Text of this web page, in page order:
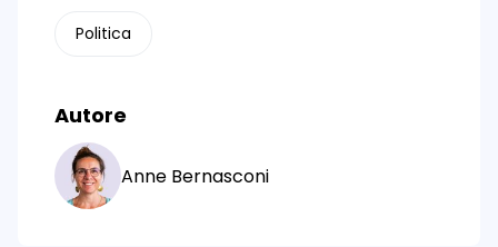
Politica
Autore
Anne Bernasconi